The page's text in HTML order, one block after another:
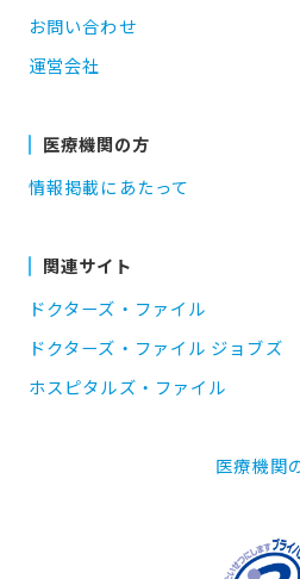
お問い合わせ
運営会社
医療機関の方
情報掲載にあたって
関連サイト
ドクターズ・ファイル
ドクターズ・ファイル ジョブズ
ホスピタルズ・ファイル
医療機関